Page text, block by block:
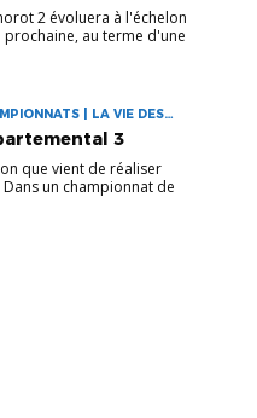
2 évoluera à l'échelon
au terme d'une
| LA VIE DES
3
que vient de réaliser
Dans un championnat de